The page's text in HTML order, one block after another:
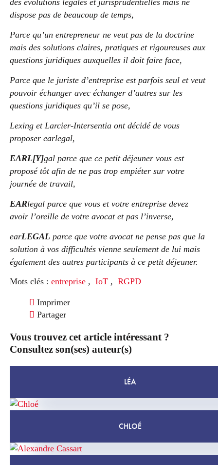
des évolutions légales et jurisprudentielles mais ne
dispose pas de beaucoup de temps,
Parce qu’un entrepreneur ne veut pas de la doctrine
mais des solutions claires, pratiques et rigoureuses aux
questions juridiques auxquelles il doit faire face,
Parce que le juriste d’entreprise est parfois seul et veut
pouvoir échanger avec échanger d’autres sur les
questions juridiques qu’il se pose,
Lexing et Larcier-Intersentia ont décidé de vous
proposer earlegal,
EARL[Y]gal parce que ce petit déjeuner vous est
proposé tôt afin de ne pas trop empiéter sur votre
journée de travail,
EARlegal parce que vous et votre entreprise devez
avoir l’oreille de votre avocat et pas l’inverse,
earLEGAL parce que votre avocat ne pense pas que la
solution à vos difficultés vienne seulement de lui mais
également des autres participants à ce petit déjeuner.
Mots clés : entreprise , IoT , RGPD
Imprimer
Partager
Vous trouvez cet article intéressant ?
Consultez son(ses) auteur(s)
LÉA
CHLOÉ